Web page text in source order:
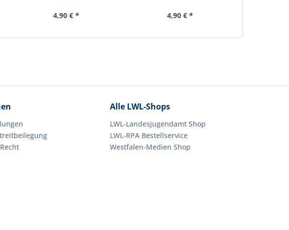
4,90 € * 4,90 € *
Alle LWL-Shops
LWL-Landesjugendamt Shop
LWL-RPA Bestellservice
Westfalen-Medien Shop